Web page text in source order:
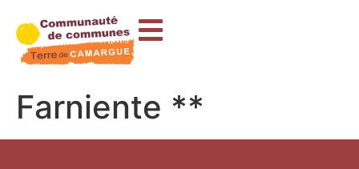
principal
Farniente **